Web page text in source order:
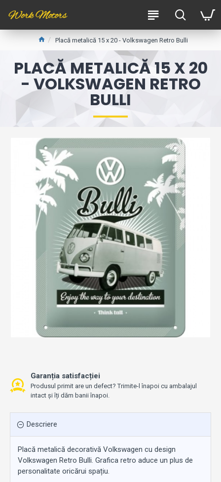
Placă metalică 15 x 20 - Volkswagen Retro Bulli
PLACĂ METALICĂ 15 X 20
- VOLKSWAGEN RETRO
BULLI
Garanția satisfacției
Produsul primit are un defect? Trimite-l înapoi cu ambalajul
intact și îți dăm banii înapoi.
Descriere
Placă metalică decorativă Volkswagen cu design
Volkswagen Retro Bulli. Grafica retro aduce un plus de
personalitate oricărui spațiu.